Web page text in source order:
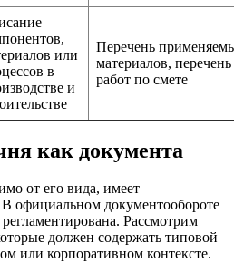
или
в
и
Перечень
материалов, перечень
работ по смете
как документа
от его вида, имеет
официальном документообороте
Рассмотрим
должен содержать типовой
или корпоративном контексте.